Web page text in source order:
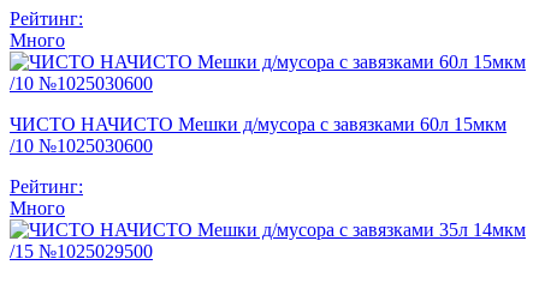
Рейтинг:
Много
ЧИСТО НАЧИСТО Мешки д/мусора с завязками 60л 15мкм
/10 №1025030600
Рейтинг:
Много